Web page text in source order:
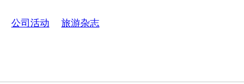
公司活动 旅游杂志